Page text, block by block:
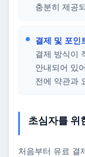
충분히 제공
결제 및 포인
결제 방식이
안내되어 있
전에 약관과
초심자를 위
처음부터 유료 결